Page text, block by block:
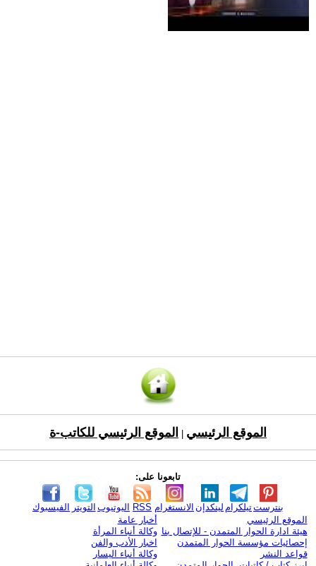
الموقع الرئيسي الموقع الرئيسي للكاتب-ة
تابعونا على:
الفيسبوك التويتر اليوتيوب RSS الانستغرام لينكدإن تيلكرامبنترست
الموقع الرئيسي
هيئة ادارة الحوار المتمدن - للإتصال بنا
إحصائيات مؤسسة الحوار المتمدن
قواعد النشر
أخبار عامة
وكالة أنباء المرأة
اخبار الأدب والفن
وكالة أنباء اليسار